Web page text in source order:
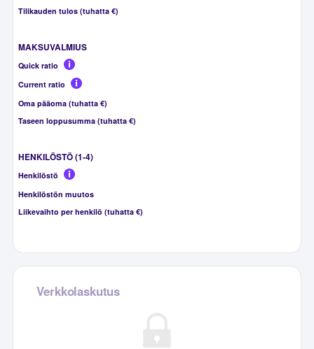
Tilikauden tulos (tuhatta €)
MAKSUVALMIUS
Quick ratio
Current ratio
Oma pääoma (tuhatta €)
Taseen loppusumma (tuhatta €)
HENKILÖSTÖ (1-4)
Henkilöstö
Henkilöstön muutos
Liikevaihto per henkilö (tuhatta €)
Verkkolaskutus